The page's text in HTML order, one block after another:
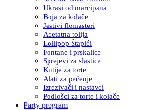
Ukrasi od marcipana
Boja za kolače
Jestivi flomasteri
Acetatna folija
Lollipop Štapići
Fontane i prskalice
Sprejevi za slastice
Kutije za torte
Alati za pečenje
Izrezivači i nastavci
Podlošci za torte i kolače
Party program